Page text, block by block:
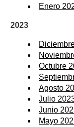
Enero
2023
Octubre
Agosto
Julio
Junio
Mayo